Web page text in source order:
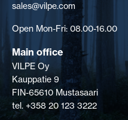
sales@vilpe.com
Open Mon-Fri: 08.00-16.00
Main office
VILPE Oy
Kauppatie 9
FIN-65610 Mustasaari
tel. +358 20 123 3222